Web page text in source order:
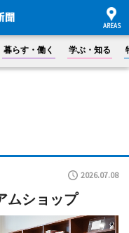
暮らす・働く 学ぶ・知る
2026.07.08
ムショップ